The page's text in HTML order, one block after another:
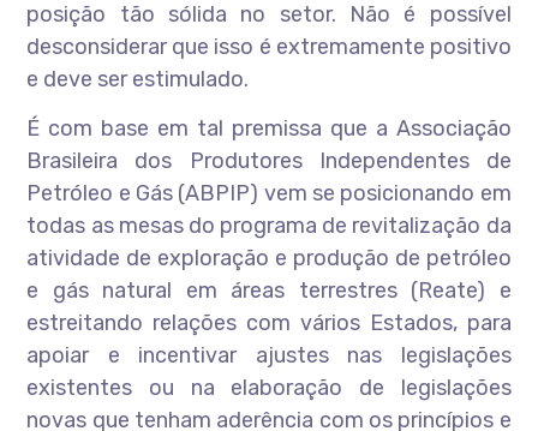
posição tão sólida no setor. Não é possível
desconsiderar que isso é extremamente positivo
e deve ser estimulado.
É com base em tal premissa que a Associação
Brasileira dos Produtores Independentes de
Petróleo e Gás (ABPIP) vem se posicionando em
todas as mesas do programa de revitalização da
atividade de exploração e produção de petróleo
e gás natural em áreas terrestres (Reate) e
estreitando relações com vários Estados, para
apoiar e incentivar ajustes nas legislações
existentes ou na elaboração de legislações
novas que tenham aderência com os princípios e